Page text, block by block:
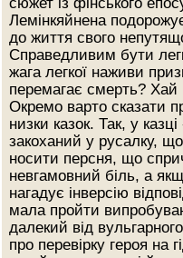
Лемінкяйнена
до життя свого
Справедливим бути
жага легкої наживи
перемагає смерть?
Окремо варто сказати
низки казок. Так, у
закоханий у русалку,
носити персня, що
невгамовний біль, а
нагадує інверсію
мала пройти
далекий від
про перевірку героя на